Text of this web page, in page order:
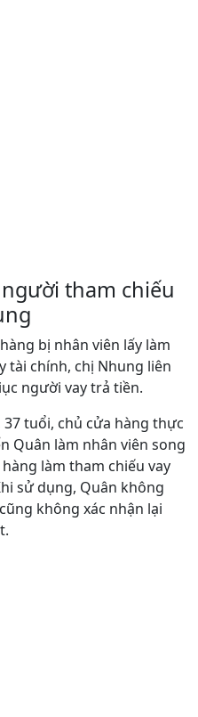
tham chiếu
bị nhân viên lấy làm
tài chính, chị Nhung liên
người vay trả tiền.
37 tuổi, chủ cửa hàng thực
Quân làm nhân viên song
làm tham chiếu vay
sử dụng, Quân không
không xác nhận lại